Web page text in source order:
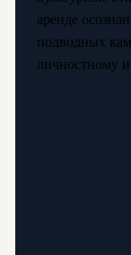
аренде
подводных
личностному